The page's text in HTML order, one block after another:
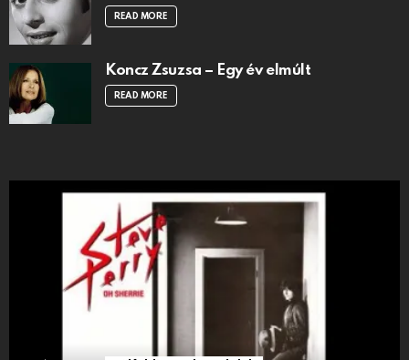
READ MORE
Koncz Zsuzsa – Egy év elmúlt
READ MORE